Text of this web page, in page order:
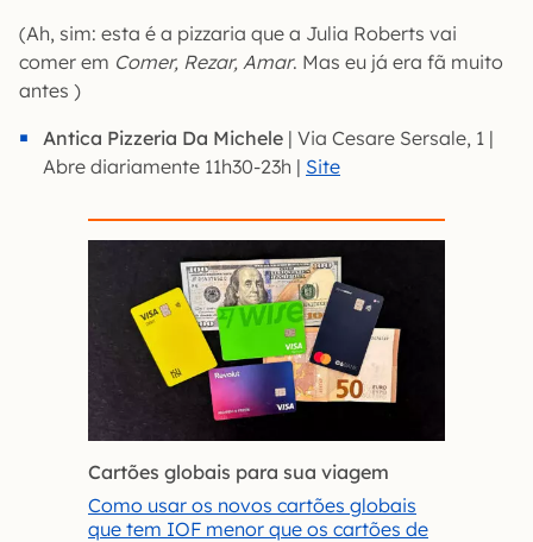
(Ah, sim: esta é a pizzaria que a Julia Roberts vai
comer em Comer, Rezar, Amar. Mas eu já era fã muito
antes )
Antica Pizzeria Da Michele | Via Cesare Sersale, 1 |
Abre diariamente 11h30-23h | Site
Cartões globais para sua viagem
Como usar os novos cartões globais
que tem IOF menor que os cartões de